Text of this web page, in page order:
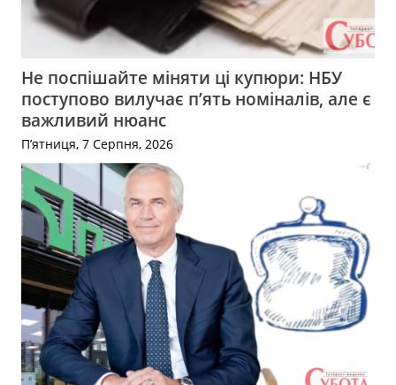
Не поспішайте міняти ці купюри: НБУ
поступово вилучає п’ять номіналів, але є
важливий нюанс
П’ятниця, 7 Серпня, 2026